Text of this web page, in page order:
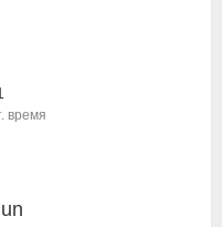
время